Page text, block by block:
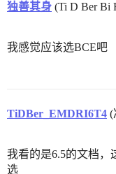
独善其身 (Ti D Ber Bi
我感觉应该选BCE吧
TiDBer_EMDRI6T4 (
我看的是6.5的文档，
选